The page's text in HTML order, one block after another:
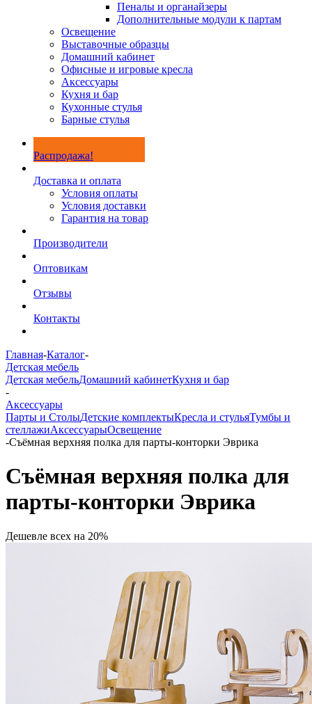
Пеналы и органайзеры
Дополнительные модули к партам
Освещение
Выставочные образцы
Домашний кабинет
Офисные и игровые кресла
Аксессуары
Кухня и бар
Кухонные стулья
Барные стулья
Распродажа!
Доставка и оплата
Условия оплаты
Условия доставки
Гарантия на товар
Производители
Оптовикам
Отзывы
Контакты
Главная-Каталог-
Детская мебель
Детская мебельДомашний кабинетКухня и бар
-
Аксессуары
Парты и СтолыДетские комплектыКресла и стульяТумбы и
стеллажиАксессуарыОсвещение
-Съёмная верхняя полка для парты-конторки Эврика
Съёмная верхняя полка для
парты-конторки Эврика
Дешевле всех на 20%